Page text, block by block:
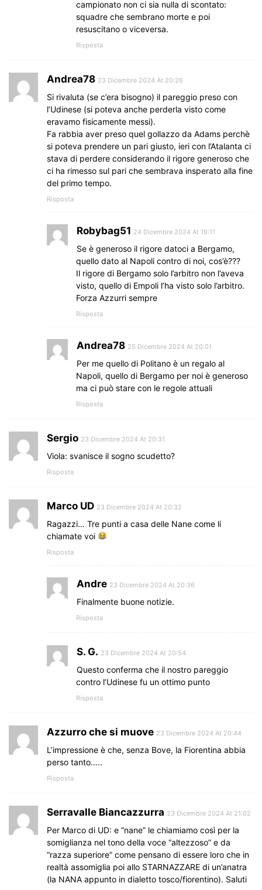
campionato non ci sia nulla di scontato:
squadre che sembrano morte e poi
resuscitano o viceversa.
Risposta
Andrea78 23 Dicembre 2024 At 20:26
Si rivaluta (se c’era bisogno) il pareggio preso con
l’Udinese (si poteva anche perderla visto come
eravamo fisicamente messi).
Fa rabbia aver preso quel gollazzo da Adams perchè
si poteva prendere un pari giusto, ieri con l’Atalanta ci
stava di perdere considerando il rigore generoso che
ci ha rimesso sul pari che sembrava insperato alla fine
del primo tempo.
Risposta
Robybag51 24 Dicembre 2024 At 19:11
Se è generoso il rigore datoci a Bergamo,
quello dato al Napoli contro di noi, cos’è???
Il rigore di Bergamo solo l’arbitro non l’aveva
visto, quello di Empoli l’ha visto solo l’arbitro.
Forza Azzurri sempre
Risposta
Andrea78 25 Dicembre 2024 At 20:01
Per me quello di Politano è un regalo al
Napoli, quello di Bergamo per noi è generoso
ma ci può stare con le regole attuali
Risposta
Sergio 23 Dicembre 2024 At 20:31
Viola: svanisce il sogno scudetto?
Risposta
Marco UD 23 Dicembre 2024 At 20:32
Ragazzi… Tre punti a casa delle Nane come li
chiamate voi
Risposta
Andre 23 Dicembre 2024 At 20:36
Finalmente buone notizie.
Risposta
S. G. 23 Dicembre 2024 At 20:54
Questo conferma che il nostro pareggio
contro l’Udinese fu un ottimo punto
Risposta
Azzurro che si muove 23 Dicembre 2024 At 20:44
L’impressione è che, senza Bove, la Fiorentina abbia
perso tanto…..
Risposta
Serravalle Biancazzurra 23 Dicembre 2024 At 21:02
Per Marco di UD: e “nane” le chiamiamo così per la
somiglianza nel tono della voce “altezzoso” e da
“razza superiore” come pensano di essere loro che in
realtà assomiglia poi allo STARNAZZARE di un’anatra
(la NANA appunto in dialetto tosco/fiorentino). Saluti